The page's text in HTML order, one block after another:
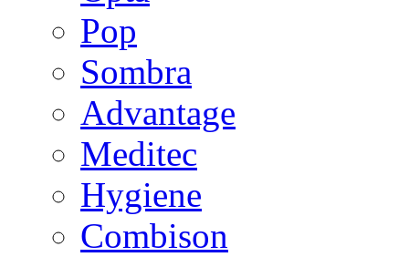
Pop
Sombra
Advantage
Meditec
Hygiene
Combison